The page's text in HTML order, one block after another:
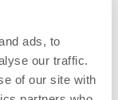
ads, to
our traffic.
of our site with